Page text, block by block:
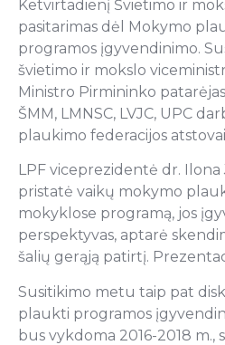
Ketvirtadienį Švietimo ir
pasitarimas dėl Mokymo
programos įgyvendinimo.
švietimo ir mokslo
Ministro Pirmininko patarėjas
ŠMM, LMNSC, LVJC, UPC
plaukimo federacijos
LPF viceprezidentė dr.
pristatė vaikų mokymo
mokyklose programą, jos
perspektyvas, aptarė
šalių gerąją patirtį.
Susitikimo metu taip pat
plaukti programos
bus vykdoma 2016-2018 m.,